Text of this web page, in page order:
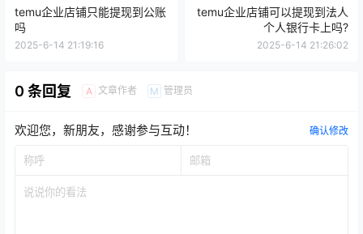
temu企业店铺只能提现到公账
吗
2025-6-14 21:19:16
temu企业店铺可以提现到法人
个人银行卡上吗?
2025-6-14 21:26:02
0 条回复 A 文章作者 M 管理员
欢迎您，新朋友，感谢参与互动！ 确认修改